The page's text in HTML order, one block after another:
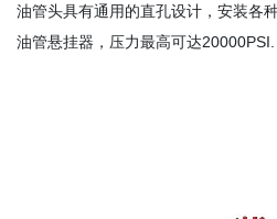
油管头具有通用的直孔设计，安装各
油管悬挂器，压力最高可达20000PSI.